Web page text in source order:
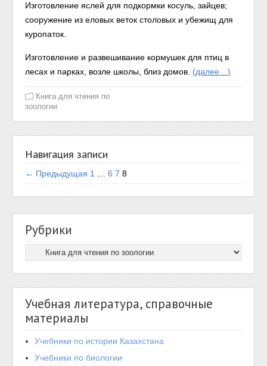
Изготовление яслей для подкормки косуль, зайцев;
сооружение из еловых веток столовых и убежищ для
куропаток.
Изготовление и развешивание кормушек для птиц в
лесах и парках, возле школы, близ домов. (далее…)
Книга для чтения по
зоологии
Навигация записи
← Предыдущая 1 6 7 8
Рубрики
Учебная литература, справочные
материалы
Учебники по истории Казахстана
Учебники по биологии